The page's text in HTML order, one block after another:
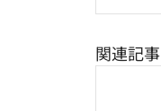
関連記事